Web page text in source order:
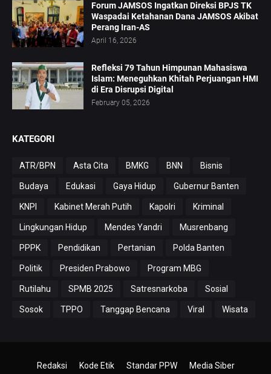
Forum JAMSOS Ingatkan Direksi BPJS TK
Waspadai Ketahanan Dana JAMSOS Akibat
Perang Iran-AS
April 16, 2026
Refleksi 79 Tahun Himpunan Mahasiswa
Islam: Meneguhkan Khitah Perjuangan HMI
di Era Disrupsi Digital
February 05, 2026
KATEGORI
ATR/BPN Asta Cita BMKG BNN Bisnis
Budaya Edukasi Gaya Hidup Gubernur Banten
KNPI Kabinet Merah Putih Kapolri Kriminal
Lingkungan Hidup Mendes Yandri Musrenbang
PPPK Pendidikan Pertanian Polda Banten
Politik Presiden Prabowo Program MBG
Rutilahu SPMB 2025 Satresnarkoba Sosial
Sosok TPPO Tanggap Bencana Viral Wisata
Redaksi Kode Etik Standar PPW Media Siber